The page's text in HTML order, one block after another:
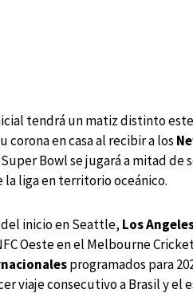
tendrá un matiz distinto este
corona en casa al recibir a los
Bowl se jugará a mitad de
liga en territorio oceánico.
del inicio en Seattle, Los
Oeste en el Melbourne
programados para
viaje consecutivo a Brasil y el